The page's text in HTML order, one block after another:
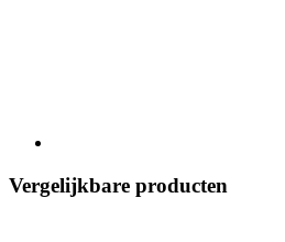
Vergelijkbare producten